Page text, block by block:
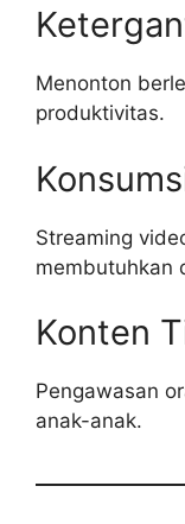
Menonton
produktivitas.
Streaming
membutuhkan
Konten
Pengawasan
anak-anak.